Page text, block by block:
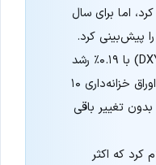
را حفظ کرد، اما برای سال
شاخص دلار آمریکا (DXY) با ۰.۱۹٪ رشد
به ۹۹.۰۳ رسید؛ بازده اوراق خزانه‌داری ۱۰
در سطح ۴.۳۹۱٪ بدون تغییر باقی
کرد که اکثر